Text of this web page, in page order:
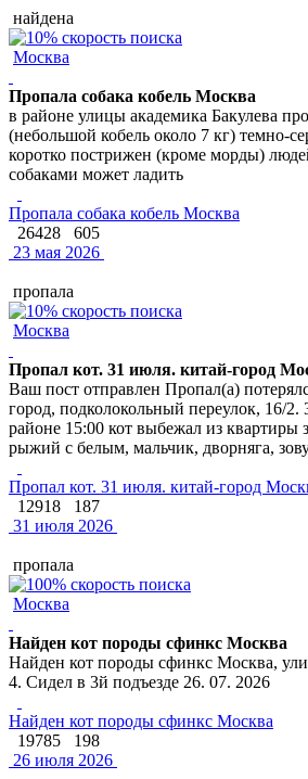
найдена
Москва
Пропала собака кобель Москва
в районе улицы академика Бакулева
(небольшой кобель около 7 кг) темно-
коротко пострижен (кроме морды)
собаками может ладить
Пропала собака кобель Москва
26428
605
23 мая 2026
пропала
Москва
Пропал кот. 31 июля. китай-город
Ваш пост отправлен Пропал(а)
город, подколокольный переулок, 16/2.
районе 15:00 кот выбежал из квартиры
рыжий с белым, мальчик, дворняга,
Пропал кот. 31 июля. китай-город
12918
187
31 июля 2026
пропала
Москва
Найден кот породы сфинкс Москва
Найден кот породы сфинкс Москва,
4. Сидел в 3й подъезде 26. 07. 2026
Найден кот породы сфинкс Москва
19785
198
26 июля 2026